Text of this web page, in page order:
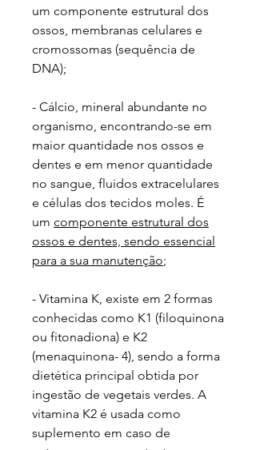
um componente estrutural dos
ossos, membranas celulares e
cromossomas (sequência de
DNA);
- Cálcio, mineral abundante no
organismo, encontrando-se em
maior quantidade nos ossos e
dentes e em menor quantidade
no sangue, fluidos extracelulares
e células dos tecidos moles. É
um componente estrutural dos
ossos e dentes, sendo essencial
para a sua manutenção;
- Vitamina K, existe em 2 formas
conhecidas como K1 (filoquinona
ou fitonadiona) e K2
(menaquinona- 4), sendo a forma
dietética principal obtida por
ingestão de vegetais verdes. A
vitamina K2 é usada como
suplemento em caso de